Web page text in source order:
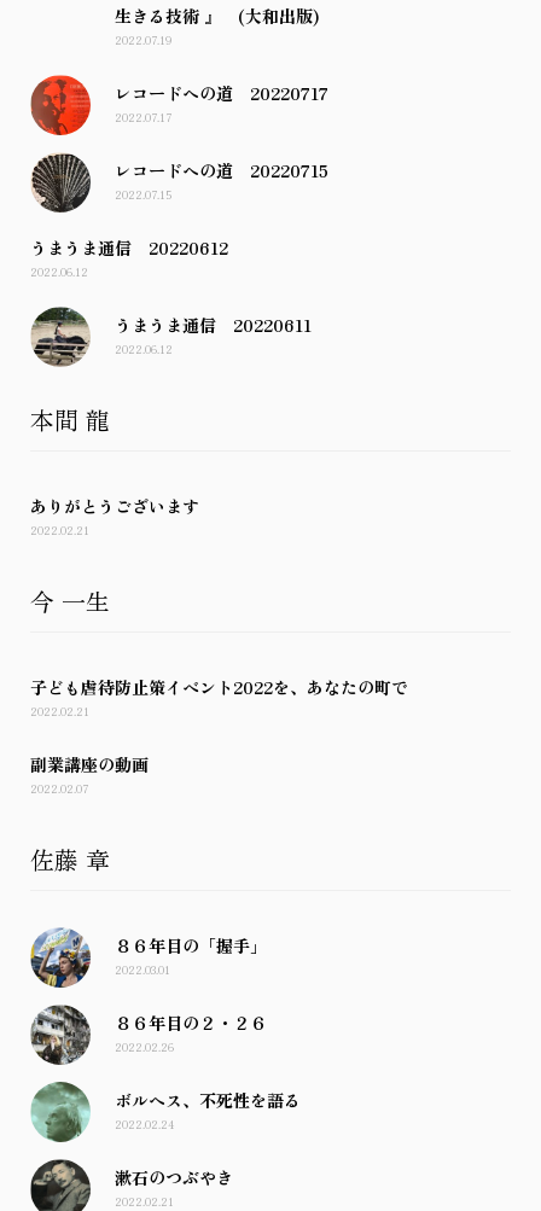
生きる技術 』 (大和出版)
2022.07.19
レコードへの道 20220717
2022.07.17
レコードへの道 20220715
2022.07.15
うまうま通信 20220612
2022.06.12
うまうま通信 20220611
2022.06.12
本間 龍
ありがとうございます
2022.02.21
今 一生
子ども虐待防止策イベント2022を、あなたの町で
2022.02.21
副業講座の動画
2022.02.07
佐藤 章
８６年目の「握手」
2022.03.01
８６年目の２・２６
2022.02.26
ボルヘス、不死性を語る
2022.02.24
漱石のつぶやき
2022.02.21